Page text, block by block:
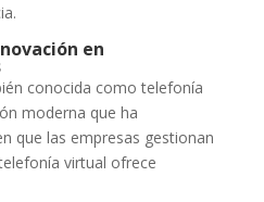
en
conocida como telefonía
moderna que ha
que las empresas gestionan
virtual ofrece